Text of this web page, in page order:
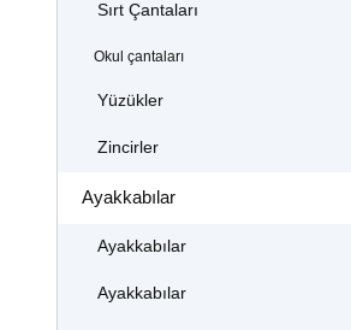
Sırt Çantaları
Okul çantaları
Yüzükler
Zincirler
Ayakkabılar
Ayakkabılar
Ayakkabılar